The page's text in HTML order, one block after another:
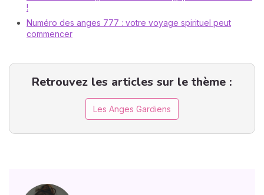
!
Numéro des anges 777 : votre voyage spirituel peut
commencer
Retrouvez les articles sur le thème :
Les Anges Gardiens